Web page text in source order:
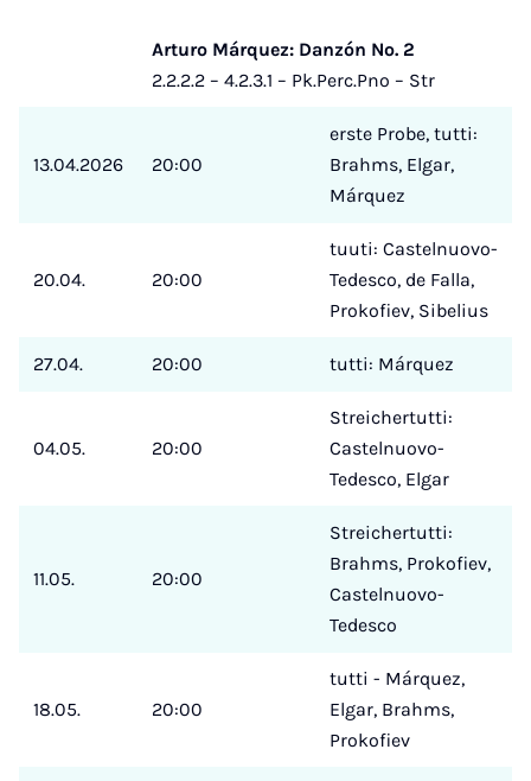
Arturo Márquez: Danzón No. 2
2.2.2.2 – 4.2.3.1 – Pk.Perc.Pno – Str
13.04.2026 20:00
erste Probe, tutti:
Brahms, Elgar,
Márquez
20.04. 20:00
tuuti: Castelnuovo-
Tedesco, de Falla,
Prokofiev, Sibelius
27.04. 20:00 tutti: Márquez
04.05. 20:00
Streichertutti:
Castelnuovo-
Tedesco, Elgar
11.05. 20:00
Streichertutti:
Brahms, Prokofiev,
Castelnuovo-
Tedesco
18.05. 20:00
tutti - Márquez,
Elgar, Brahms,
Prokofiev